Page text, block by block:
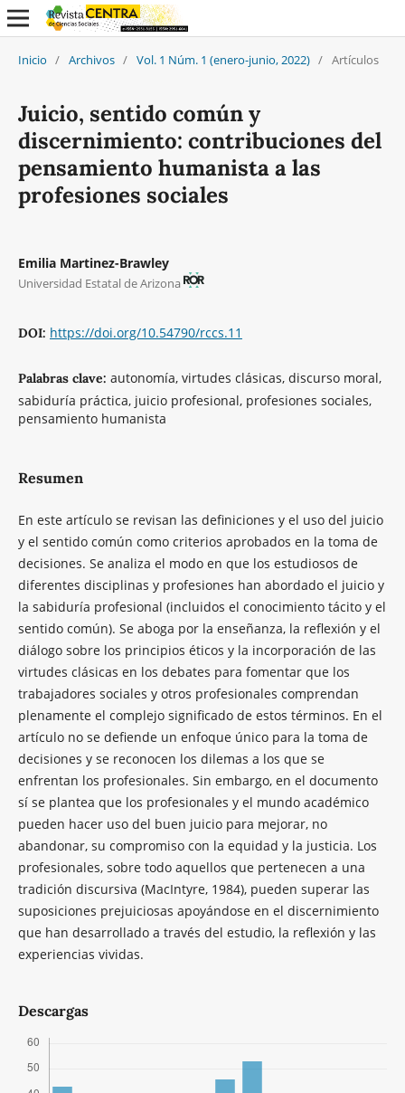
Inicio / Archivos / Vol. 1 Núm. 1 (enero-junio, 2022) / Artículos
Juicio, sentido común y
discernimiento: contribuciones del
pensamiento humanista a las
profesiones sociales
Emilia Martinez-Brawley
Universidad Estatal de Arizona
DOI: https://doi.org/10.54790/rccs.11
Palabras clave: autonomía, virtudes clásicas, discurso moral,
sabiduría práctica, juicio profesional, profesiones sociales,
pensamiento humanista
Resumen
En este artículo se revisan las definiciones y el uso del juicio
y el sentido común como criterios aprobados en la toma de
decisiones. Se analiza el modo en que los estudiosos de
diferentes disciplinas y profesiones han abordado el juicio y
la sabiduría profesional (incluidos el conocimiento tácito y el
sentido común). Se aboga por la enseñanza, la reflexión y el
diálogo sobre los principios éticos y la incorporación de las
virtudes clásicas en los debates para fomentar que los
trabajadores sociales y otros profesionales comprendan
plenamente el complejo significado de estos términos. En el
artículo no se defiende un enfoque único para la toma de
decisiones y se reconocen los dilemas a los que se
enfrentan los profesionales. Sin embargo, en el documento
sí se plantea que los profesionales y el mundo académico
pueden hacer uso del buen juicio para mejorar, no
abandonar, su compromiso con la equidad y la justicia. Los
profesionales, sobre todo aquellos que pertenecen a una
tradición discursiva (MacIntyre, 1984), pueden superar las
suposiciones prejuiciosas apoyándose en el discernimiento
que han desarrollado a través del estudio, la reflexión y las
experiencias vividas.
Descargas